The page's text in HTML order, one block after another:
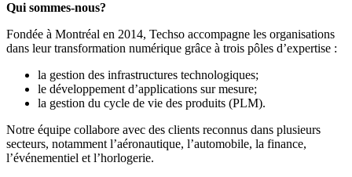
Qui sommes-nous?
Fondée à Montréal en 2014, Techso accompagne les organisations
dans leur transformation numérique grâce à trois pôles d’expertise :
la gestion des infrastructures technologiques;
le développement d’applications sur mesure;
la gestion du cycle de vie des produits (PLM).
Notre équipe collabore avec des clients reconnus dans plusieurs
secteurs, notamment l’aéronautique, l’automobile, la finance,
l’événementiel et l’horlogerie.